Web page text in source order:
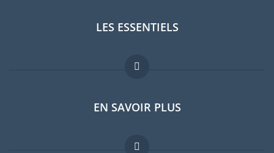
LES ESSENTIELS
Forum expatriés
Guides pays
Offres d'emploi
EN SAVOIR PLUS
FAQ